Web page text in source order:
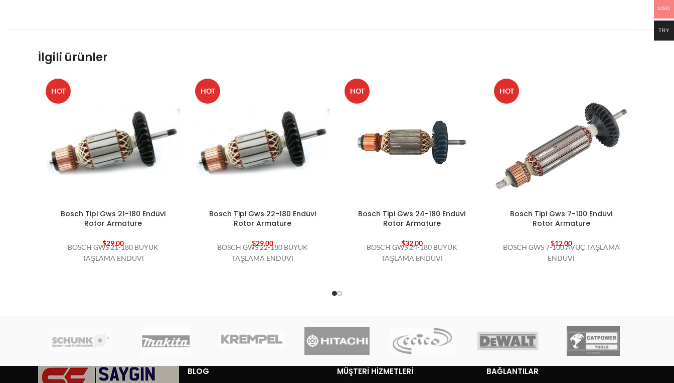
İlgili ürünler
HOT
Bosch Tipi Gws 21-180 Endüvi
Rotor Armature
$29,00
BOSCH GWS 21-180 BÜYÜK
TAŞLAMA ENDÜVİ
HOT
Bosch Tipi Gws 22-180 Endüvi
Rotor Armature
$29,00
BOSCH GWS 22-180 BÜYÜK
TAŞLAMA ENDÜVİ
HOT
Bosch Tipi Gws 24-180 Endüvi
Rotor Armature
$32,00
BOSCH GWS 24-180 BÜYÜK
TAŞLAMA ENDÜVİ
HOT
Bosch Tipi Gws 7-100 Endüvi
Rotor Armature
$12,00
BOSCH GWS 7-100 AVUÇ TAŞLAMA
ENDÜVİ
BLOG MÜŞTERI HIZMETLERI BAĞLANTILAR
USD
TRY